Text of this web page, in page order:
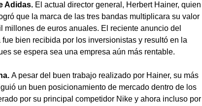
Adidas. El actual director general, Herbert Hainer, quien
que la marca de las tres bandas multiplicara su valor
millones de euros anuales. El reciente anuncio del
bien recibida por los inversionistas y resultó en la
se espera sea una empresa aún más rentable.
A pesar del buen trabajo realizado por Hainer, su más
un buen posicionamiento de mercado dentro de los
por su principal competidor Nike y ahora incluso por